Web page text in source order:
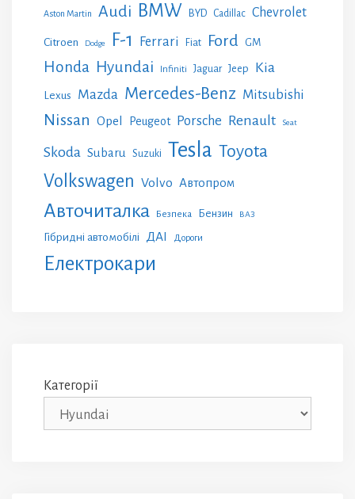
Aston Martin Audi BMW BYD Cadillac Chevrolet
Citroen Dodge F-1 Ferrari Fiat Ford GM
Honda Hyundai Infiniti Jaguar Jeep Kia
Lexus Mazda Mercedes-Benz Mitsubishi
Nissan Opel Peugeot Porsche Renault Seat
Skoda Subaru Suzuki Tesla Toyota
Volkswagen Volvo Автопром
Авточиталка Безпека Бензин ВАЗ
Гібридні автомобілі ДАІ Дороги
Електрокари
Категорії